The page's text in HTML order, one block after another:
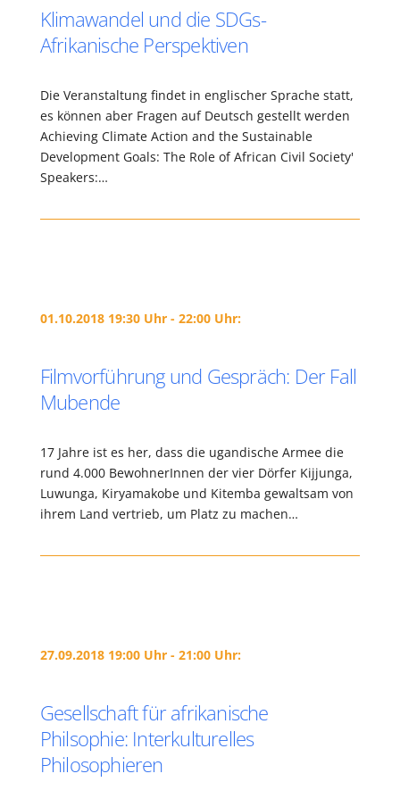
Klimawandel und die SDGs-
Afrikanische Perspektiven
Die Veranstaltung findet in englischer Sprache statt,
es können aber Fragen auf Deutsch gestellt werden
Achieving Climate Action and the Sustainable
Development Goals: The Role of African Civil Society'
Speakers:…
01.10.2018 19:30 Uhr - 22:00 Uhr:
Filmvorführung und Gespräch: Der Fall
Mubende
17 Jahre ist es her, dass die ugandische Armee die
rund 4.000 BewohnerInnen der vier Dörfer Kijjunga,
Luwunga, Kiryamakobe und Kitemba gewaltsam von
ihrem Land vertrieb, um Platz zu machen…
27.09.2018 19:00 Uhr - 21:00 Uhr:
Gesellschaft für afrikanische
Philsophie: Interkulturelles
Philosophieren